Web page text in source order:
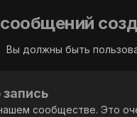
Вы должны быть
сообществе. Это